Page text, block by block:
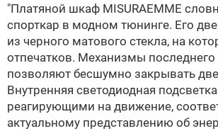
"Платяной шкаф MISURAEMME
спорткар в модном тюнинге. Его
из черного матового стекла, на
отпечатков. Механизмы
позволяют бесшумно закрывать
Внутренняя светодиодная
реагирующими на движение,
актуальному представлению об